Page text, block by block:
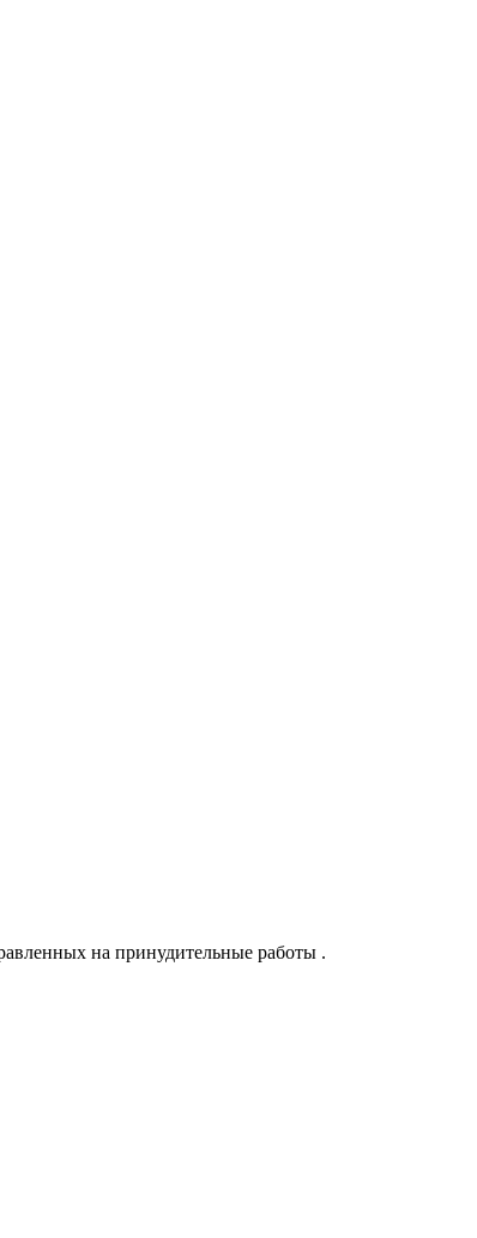
на принудительные работы .